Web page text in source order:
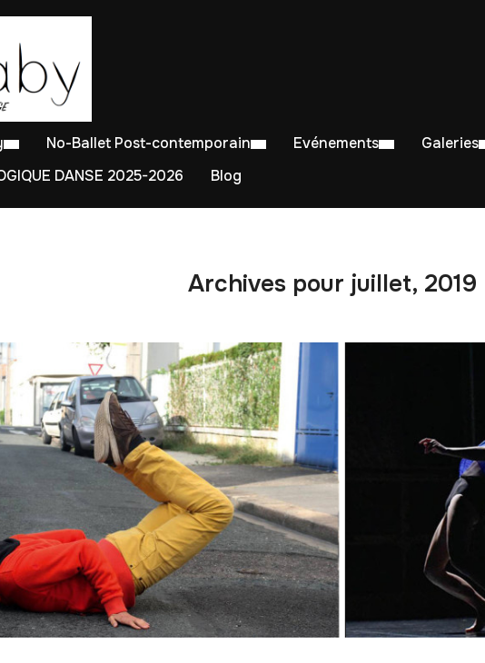
No-Ballet Post-contemporain Evénements Galeries
DANSE 2025-2026
Blog
Archives pour juillet, 2019